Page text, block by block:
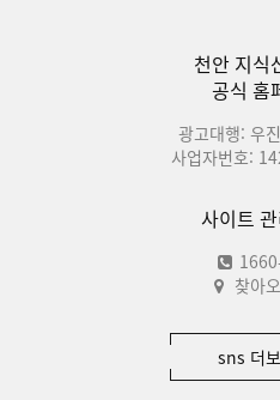
천안 지식
공식 홈
광고대행: 우
사업자번호:
사이트
찾아
sns 더